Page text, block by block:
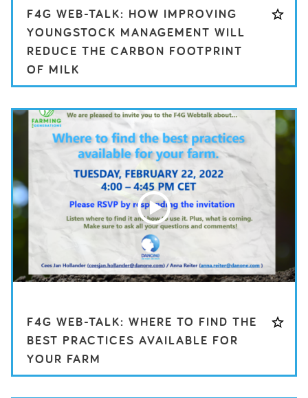
F4G WEB-TALK: HOW IMPROVING
YOUNGSTOCK MANAGEMENT WILL
REDUCE THE CARBON FOOTPRINT
OF MILK
F4G WEB-TALK: WHERE TO FIND THE
BEST PRACTICES AVAILABLE FOR
YOUR FARM